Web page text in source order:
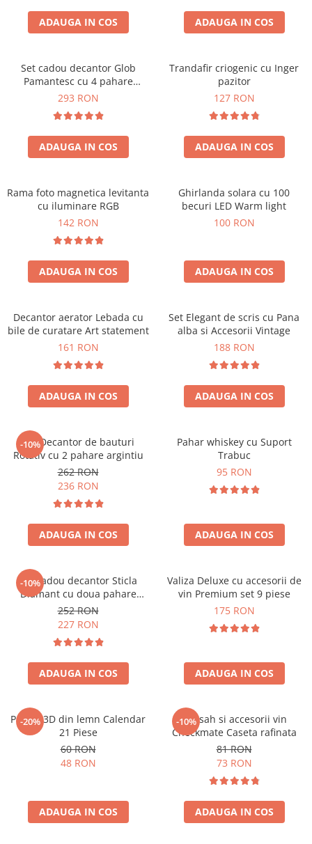
Cadouri Fete
Pentru Copilul din tine
Cadouri de Casa Noua
Cadouri Majorat
Cadouri pentru Nasi
Cadouri pentru Bunici
Cadouri pentru Prieteni
Cel ce are tot
Cadouri Nunta si Cununie civila
Cani si Termosuri
Jocuri si Puzzle
Seturi de caligrafie
Cadouri Sfantul Alexandru
Cadouri Constantin si Elena
Cadouri Sfanta Maria
Cadouri Sfintii Mihail si Gavriil
ADAUGA IN COS ADAUGA IN COS
Set cadou decantor Glob
Pamantesc cu 4 pahare
Deluxe
293 RON
ADAUGA IN COS
Trandafir criogenic cu Inger
pazitor
127 RON
ADAUGA IN COS
Rama foto magnetica levitanta
cu iluminare RGB
142 RON
ADAUGA IN COS
Ghirlanda solara cu 100
becuri LED Warm light
100 RON
ADAUGA IN COS
Decantor aerator Lebada cu
bile de curatare Art statement
161 RON
ADAUGA IN COS
Set Elegant de scris cu Pana
alba si Accesorii Vintage
188 RON
ADAUGA IN COS
-10%
Set Decantor de bauturi
Rotativ cu 2 pahare argintiu
262 RON
236 RON
ADAUGA IN COS
Pahar whiskey cu Suport
Trabuc
95 RON
ADAUGA IN COS
-10%
Set cadou decantor Sticla
Diamant cu doua pahare
Deluxe
252 RON
227 RON
ADAUGA IN COS
Valiza Deluxe cu accesorii de
vin Premium set 9 piese
175 RON
ADAUGA IN COS
-20%
Puzzle 3D din lemn Calendar
21 Piese
60 RON
48 RON
ADAUGA IN COS
-10%
Set sah si accesorii vin
Checkmate Caseta rafinata
81 RON
73 RON
ADAUGA IN COS